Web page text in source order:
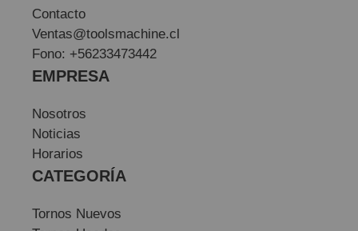
Contacto
Ventas@toolsmachine.cl
Fono: +56233473442
EMPRESA
Nosotros
Noticias
Horarios
CATEGORÍA
Tornos Nuevos